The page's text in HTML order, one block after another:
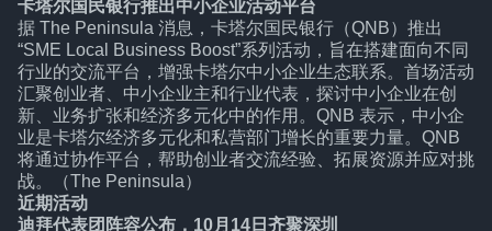
卡塔尔国民银行推出中小企业活动平台
据 The Peninsula 消息，卡塔尔国民银行（QNB）推出
“SME Local Business Boost”系列活动，旨在搭建面向不同
行业的交流平台，增强卡塔尔中小企业生态联系。首场活动
汇聚创业者、中小企业主和行业代表，探讨中小企业在创
新、业务扩张和经济多元化中的作用。QNB 表示，中小企
业是卡塔尔经济多元化和私营部门增长的重要力量。QNB
将通过协作平台，帮助创业者交流经验、拓展资源并应对挑
战。（The Peninsula）
近期活动
迪拜代表团阵容公布，10月14日齐聚深圳